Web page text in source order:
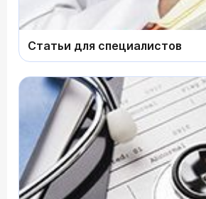
Статьи для специалистов